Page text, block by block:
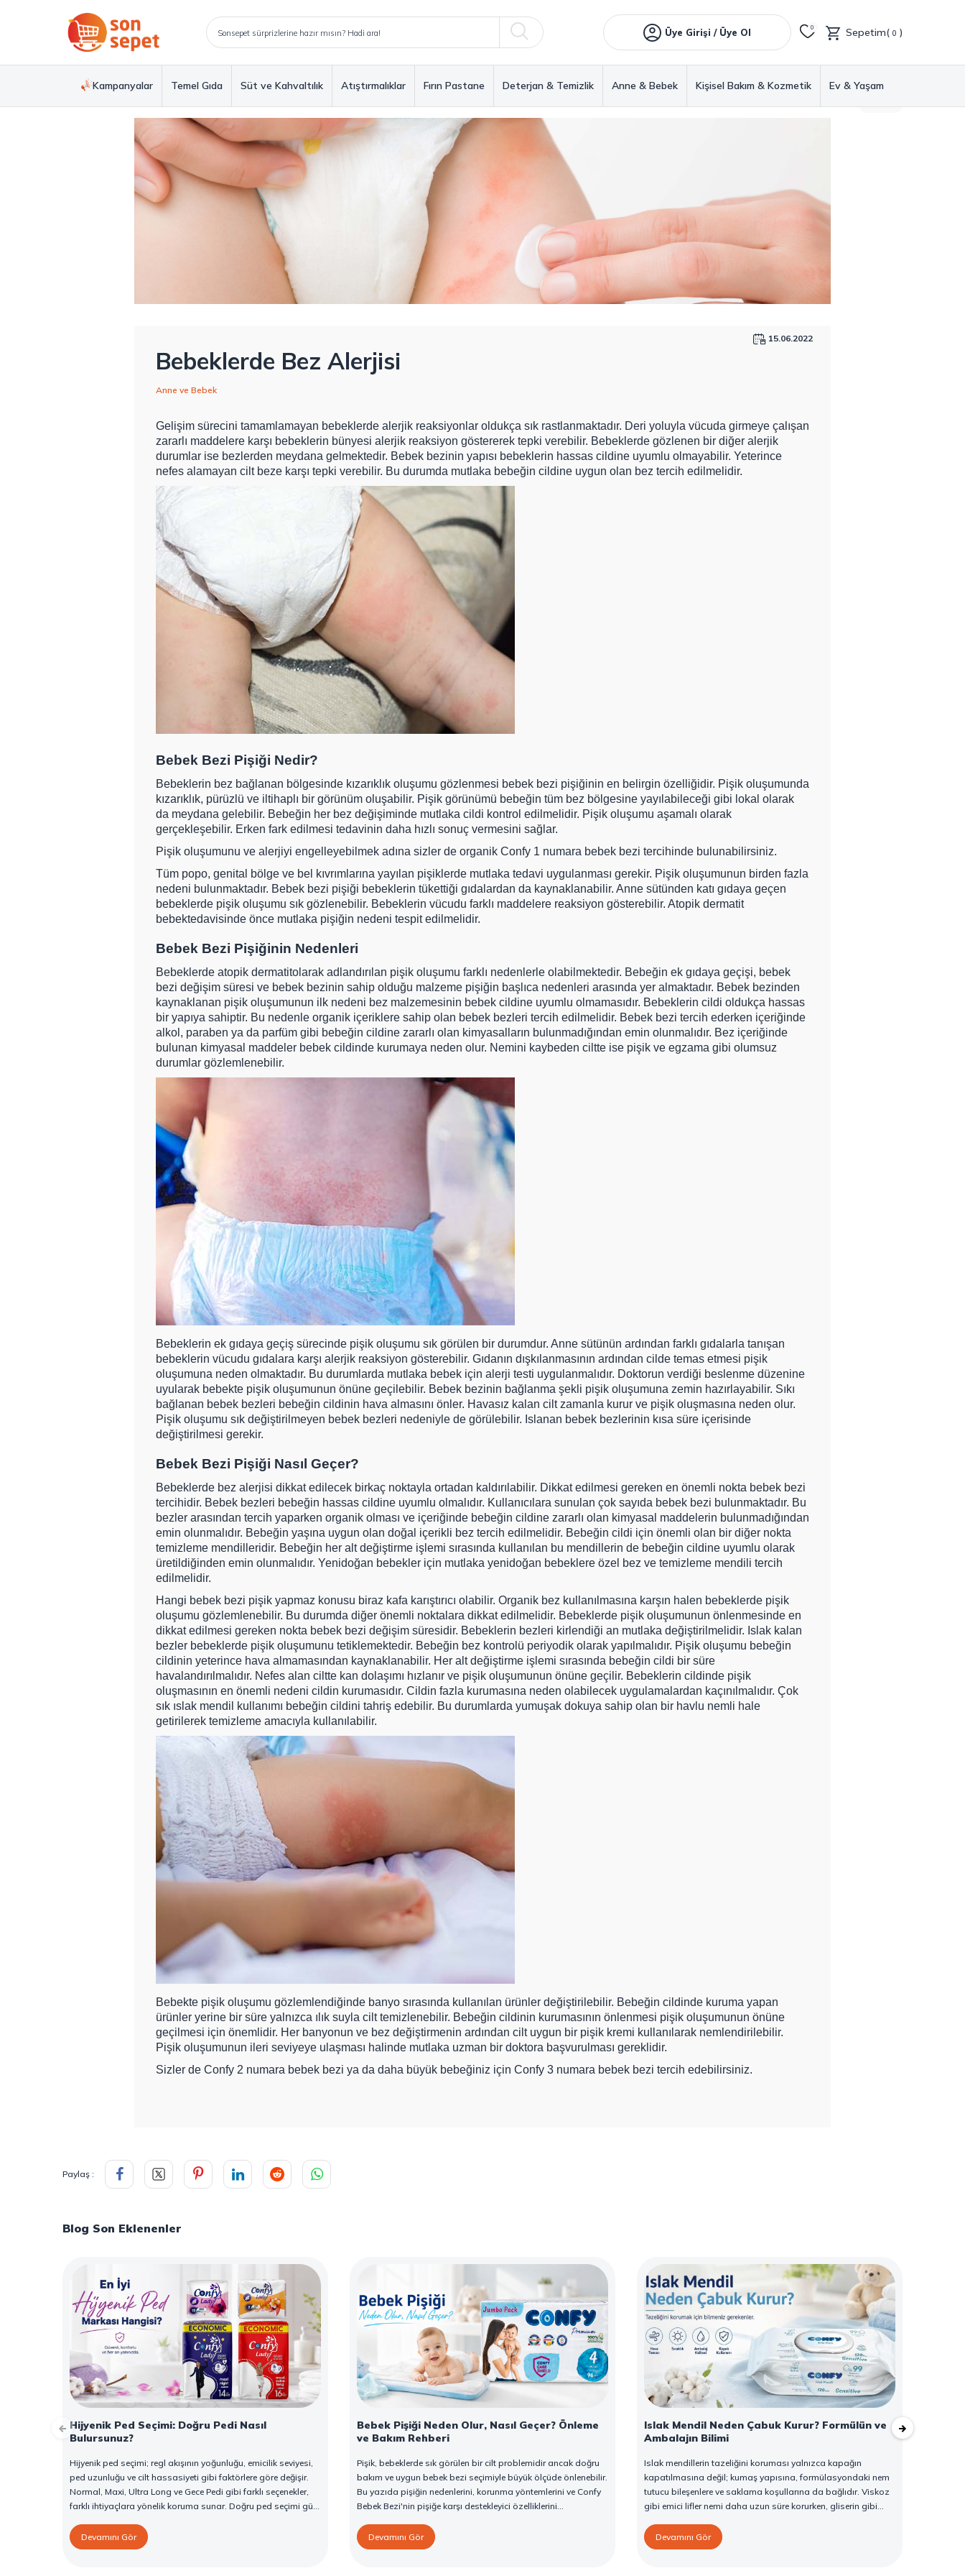
Üye Girişi / Üye Ol 0 Sepetim( 0 )
Kampanyalar Temel Gıda Süt ve Kahvaltılık Atıştırmalıklar Fırın Pastane Deterjan & Temizlik Anne & Bebek Kişisel Bakım & Kozmetik Ev & Yaşam
15.06.2022
Bebeklerde Bez Alerjisi
Anne ve Bebek
Gelişim sürecini tamamlamayan bebeklerde alerjik reaksiyonlar oldukça sık rastlanmaktadır. Deri yoluyla vücuda girmeye çalışan
zararlı maddelere karşı bebeklerin bünyesi alerjik reaksiyon göstererek tepki verebilir. Bebeklerde gözlenen bir diğer alerjik
durumlar ise bezlerden meydana gelmektedir. Bebek bezinin yapısı bebeklerin hassas cildine uyumlu olmayabilir. Yeterince
nefes alamayan cilt beze karşı tepki verebilir. Bu durumda mutlaka bebeğin cildine uygun olan bez tercih edilmelidir.
Bebek Bezi Pişiği Nedir?
Bebeklerin bez bağlanan bölgesinde kızarıklık oluşumu gözlenmesi bebek bezi pişiğinin en belirgin özelliğidir. Pişik oluşumunda
kızarıklık, pürüzlü ve iltihaplı bir görünüm oluşabilir. Pişik görünümü bebeğin tüm bez bölgesine yayılabileceği gibi lokal olarak
da meydana gelebilir. Bebeğin her bez değişiminde mutlaka cildi kontrol edilmelidir. Pişik oluşumu aşamalı olarak
gerçekleşebilir. Erken fark edilmesi tedavinin daha hızlı sonuç vermesini sağlar.
Pişik oluşumunu ve alerjiyi engelleyebilmek adına sizler de organik Confy 1 numara bebek bezi tercihinde bulunabilirsiniz.
Tüm popo, genital bölge ve bel kıvrımlarına yayılan pişiklerde mutlaka tedavi uygulanması gerekir. Pişik oluşumunun birden fazla
nedeni bulunmaktadır. Bebek bezi pişiği bebeklerin tükettiği gıdalardan da kaynaklanabilir. Anne sütünden katı gıdaya geçen
bebeklerde pişik oluşumu sık gözlenebilir. Bebeklerin vücudu farklı maddelere reaksiyon gösterebilir. Atopik dermatit
bebektedavisinde önce mutlaka pişiğin nedeni tespit edilmelidir.
Bebek Bezi Pişiğinin Nedenleri
Bebeklerde atopik dermatitolarak adlandırılan pişik oluşumu farklı nedenlerle olabilmektedir. Bebeğin ek gıdaya geçişi, bebek
bezi değişim süresi ve bebek bezinin sahip olduğu malzeme pişiğin başlıca nedenleri arasında yer almaktadır. Bebek bezinden
kaynaklanan pişik oluşumunun ilk nedeni bez malzemesinin bebek cildine uyumlu olmamasıdır. Bebeklerin cildi oldukça hassas
bir yapıya sahiptir. Bu nedenle organik içeriklere sahip olan bebek bezleri tercih edilmelidir. Bebek bezi tercih ederken içeriğinde
alkol, paraben ya da parfüm gibi bebeğin cildine zararlı olan kimyasalların bulunmadığından emin olunmalıdır. Bez içeriğinde
bulunan kimyasal maddeler bebek cildinde kurumaya neden olur. Nemini kaybeden ciltte ise pişik ve egzama gibi olumsuz
durumlar gözlemlenebilir.
Bebeklerin ek gıdaya geçiş sürecinde pişik oluşumu sık görülen bir durumdur. Anne sütünün ardından farklı gıdalarla tanışan
bebeklerin vücudu gıdalara karşı alerjik reaksiyon gösterebilir. Gıdanın dışkılanmasının ardından cilde temas etmesi pişik
oluşumuna neden olmaktadır. Bu durumlarda mutlaka bebek için alerji testi uygulanmalıdır. Doktorun verdiği beslenme düzenine
uyularak bebekte pişik oluşumunun önüne geçilebilir. Bebek bezinin bağlanma şekli pişik oluşumuna zemin hazırlayabilir. Sıkı
bağlanan bebek bezleri bebeğin cildinin hava almasını önler. Havasız kalan cilt zamanla kurur ve pişik oluşmasına neden olur.
Pişik oluşumu sık değiştirilmeyen bebek bezleri nedeniyle de görülebilir. Islanan bebek bezlerinin kısa süre içerisinde
değiştirilmesi gerekir.
Bebek Bezi Pişiği Nasıl Geçer?
Bebeklerde bez alerjisi dikkat edilecek birkaç noktayla ortadan kaldırılabilir. Dikkat edilmesi gereken en önemli nokta bebek bezi
tercihidir. Bebek bezleri bebeğin hassas cildine uyumlu olmalıdır. Kullanıcılara sunulan çok sayıda bebek bezi bulunmaktadır. Bu
bezler arasından tercih yaparken organik olması ve içeriğinde bebeğin cildine zararlı olan kimyasal maddelerin bulunmadığından
emin olunmalıdır. Bebeğin yaşına uygun olan doğal içerikli bez tercih edilmelidir. Bebeğin cildi için önemli olan bir diğer nokta
temizleme mendilleridir. Bebeğin her alt değiştirme işlemi sırasında kullanılan bu mendillerin de bebeğin cildine uyumlu olarak
üretildiğinden emin olunmalıdır. Yenidoğan bebekler için mutlaka yenidoğan bebeklere özel bez ve temizleme mendili tercih
edilmelidir.
Hangi bebek bezi pişik yapmaz konusu biraz kafa karıştırıcı olabilir. Organik bez kullanılmasına karşın halen bebeklerde pişik
oluşumu gözlemlenebilir. Bu durumda diğer önemli noktalara dikkat edilmelidir. Bebeklerde pişik oluşumunun önlenmesinde en
dikkat edilmesi gereken nokta bebek bezi değişim süresidir. Bebeklerin bezleri kirlendiği an mutlaka değiştirilmelidir. Islak kalan
bezler bebeklerde pişik oluşumunu tetiklemektedir. Bebeğin bez kontrolü periyodik olarak yapılmalıdır. Pişik oluşumu bebeğin
cildinin yeterince hava almamasından kaynaklanabilir. Her alt değiştirme işlemi sırasında bebeğin cildi bir süre
havalandırılmalıdır. Nefes alan ciltte kan dolaşımı hızlanır ve pişik oluşumunun önüne geçilir. Bebeklerin cildinde pişik
oluşmasının en önemli nedeni cildin kurumasıdır. Cildin fazla kurumasına neden olabilecek uygulamalardan kaçınılmalıdır. Çok
sık ıslak mendil kullanımı bebeğin cildini tahriş edebilir. Bu durumlarda yumuşak dokuya sahip olan bir havlu nemli hale
getirilerek temizleme amacıyla kullanılabilir.
Bebekte pişik oluşumu gözlemlendiğinde banyo sırasında kullanılan ürünler değiştirilebilir. Bebeğin cildinde kuruma yapan
ürünler yerine bir süre yalnızca ılık suyla cilt temizlenebilir. Bebeğin cildinin kurumasının önlenmesi pişik oluşumunun önüne
geçilmesi için önemlidir. Her banyonun ve bez değiştirmenin ardından cilt uygun bir pişik kremi kullanılarak nemlendirilebilir.
Pişik oluşumunun ileri seviyeye ulaşması halinde mutlaka uzman bir doktora başvurulması gereklidir.
Sizler de Confy 2 numara bebek bezi ya da daha büyük bebeğiniz için Confy 3 numara bebek bezi tercih edebilirsiniz.
Paylaş :
Blog Son Eklenenler
Hijyenik Ped Seçimi: Doğru Pedi Nasıl
Bulursunuz?
Hijyenik ped seçimi; regl akışının yoğunluğu, emicilik seviyesi,
ped uzunluğu ve cilt hassasiyeti gibi faktörlere göre değişir.
Normal, Maxi, Ultra Long ve Gece Pedi gibi farklı seçenekler,
farklı ihtiyaçlara yönelik koruma sunar. Doğru ped seçimi gün
hijyenik ped çeşitleri, seçim kriterleri ve Confy Lady hijyenik
pedlerin sunduğu koruma özellikleri hakkında bilgi
Devamını Gör
Bebek Pişiği Neden Olur, Nasıl Geçer? Önleme
ve Bakım Rehberi
Pişik, bebeklerde sık görülen bir cilt problemidir ancak doğru
bakım ve uygun bebek bezi seçimiyle büyük ölçüde önlenebilir.
Bu yazıda pişiğin nedenlerini, korunma yöntemlerini ve Confy
Bebek Bezi'nin pişiğe karşı destekleyici özelliklerini
Devamını Gör
Islak Mendil Neden Çabuk Kurur? Formülün ve
Ambalajın Bilimi
Islak mendillerin tazeliğini koruması yalnızca kapağın
kapatılmasına değil; kumaş yapısına, formülasyondaki nem
tutucu bileşenlere ve saklama koşullarına da bağlıdır. Viskoz
gibi emici lifler nemi daha uzun süre korurken, gliserin gibi
doğru kapatılması hava girişini azaltırken, paketin serin ve
yatay şekilde saklanması kuruma riskini düşürür. Confy Islak
Devamını Gör